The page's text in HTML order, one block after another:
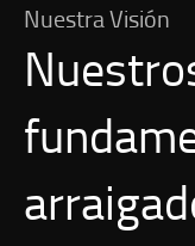
Nuestra Visión